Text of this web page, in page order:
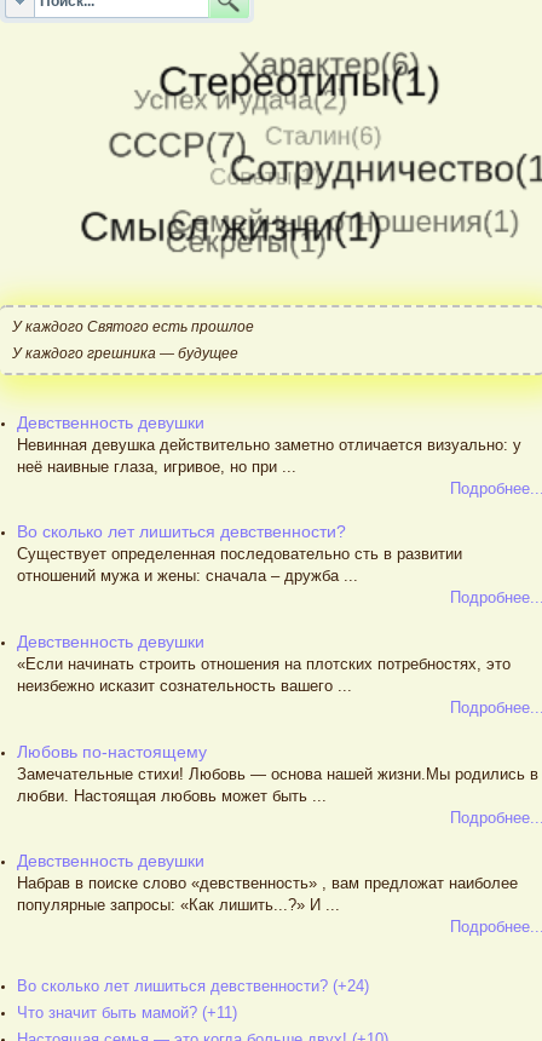
У каждого Святого есть прошлое
У каждого грешника — будущее
Девственность девушки
Невинная девушка действительно заметно отличается визуально: у
неё наивные глаза, игривое, но при ...
Во сколько лет лишиться девственности?
Существует определенная последовательно сть в развитии
отношений мужа и жены: сначала – дружба ...
Девственность девушки
«Если начинать строить отношения на плотских потребностях, это
неизбежно исказит сознательность вашего ...
Любовь по-настоящему
Замечательные стихи! Любовь — основа нашей жизни.Мы родились в
любви. Настоящая любовь может быть ...
Девственность девушки
Набрав в поиске слово «девственность» , вам предложат наиболее
популярные запросы: «Как лишить...?» И ...
Во сколько лет лишиться девственности? (+24)
Что значит быть мамой? (+11)